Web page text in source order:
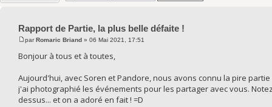
Rapport de Partie, la plus belle défaite !
parRomaric Briand » 06 Mai 2021, 17:51
Bonjour à tous et à toutes,
Aujourd'hui, avec Soren et Pandore, nous avons connu la pire
j'ai photographié les événements pour les partager avec vous.
dessus... et on a adoré en fait ! =D